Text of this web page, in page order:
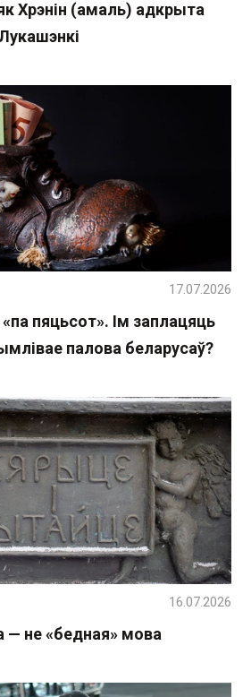
Хрэнін (амаль) адкрыта
пяцьсот». Ім заплацяць
палова беларусаў?
17.07.2026
— не «бедная» мова
16.07.2026